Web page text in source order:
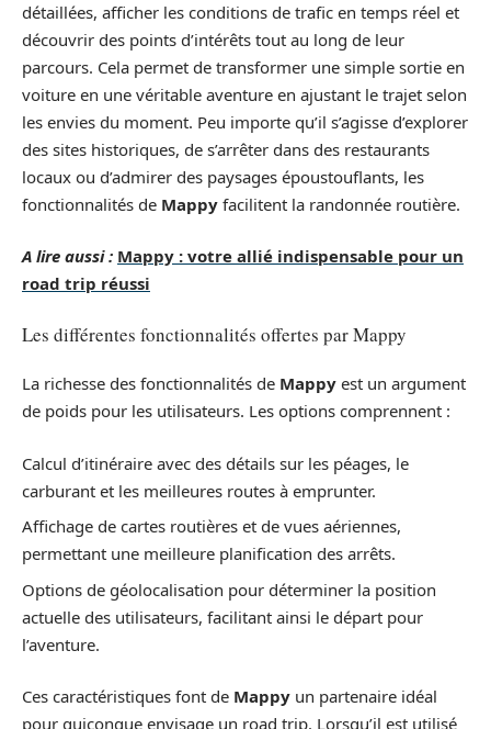
détaillées, afficher les conditions de trafic en temps réel et
découvrir des points d’intérêts tout au long de leur
parcours. Cela permet de transformer une simple sortie en
voiture en une véritable aventure en ajustant le trajet selon
les envies du moment. Peu importe qu’il s’agisse d’explorer
des sites historiques, de s’arrêter dans des restaurants
locaux ou d’admirer des paysages époustouflants, les
fonctionnalités de Mappy facilitent la randonnée routière.
A lire aussi : Mappy : votre allié indispensable pour un
road trip réussi
Les différentes fonctionnalités offertes par Mappy
La richesse des fonctionnalités de Mappy est un argument
de poids pour les utilisateurs. Les options comprennent :
Calcul d’itinéraire avec des détails sur les péages, le
carburant et les meilleures routes à emprunter.
Affichage de cartes routières et de vues aériennes,
permettant une meilleure planification des arrêts.
Options de géolocalisation pour déterminer la position
actuelle des utilisateurs, facilitant ainsi le départ pour
l’aventure.
Ces caractéristiques font de Mappy un partenaire idéal
pour quiconque envisage un road trip. Lorsqu’il est utilisé